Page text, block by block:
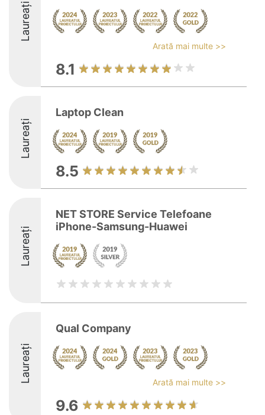
Laureați
Arată mai multe >>
8.1
Laureați
Laptop Clean
8.5
Laureați
NET STORE Service Telefoane
iPhone-Samsung-Huawei
Laureați
Qual Company
Arată mai multe >>
9.6